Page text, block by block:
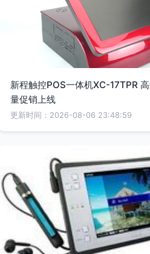
新程触控POS一体机XC-17TPR
量促销上线
更新时间：2026-08-06 23:48:59